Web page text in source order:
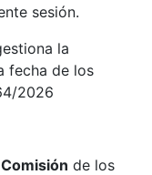
sesión.
la
fecha de los
2026
de los